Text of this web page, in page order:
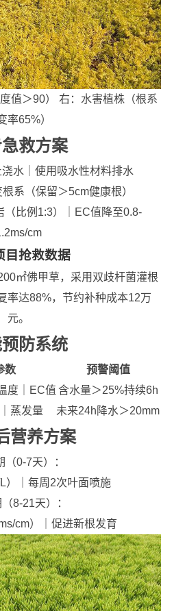
值＞90） 右：水害植株（根系
率65%）
救方案
水｜使用吸水性材料排水
系（保留＞5cm健康根）
（比例1:3）｜EC值降至0.8-
cm
目抢救数据
㎡佛甲草，采用双歧杆菌灌根
率达88%，节约补种成本12万
元。
防系统
数
预警阈值
度｜EC值 含水量＞25%持续6h
蒸发量 未来24h降水＞20mm
营养方案
（0-7天）：
）｜每周2次叶面喷施
8-21天）：
cm）｜促进新根发育